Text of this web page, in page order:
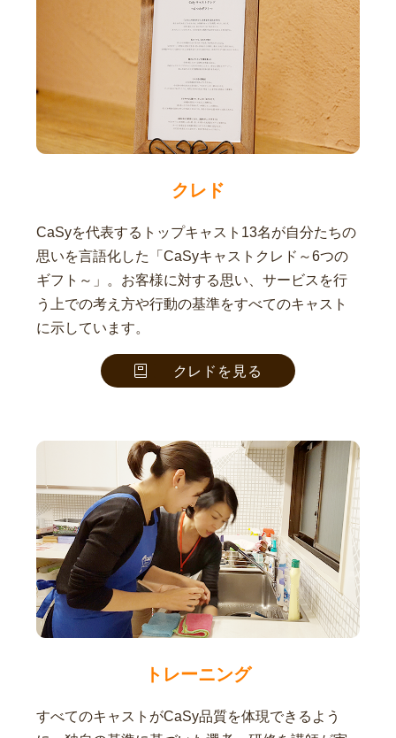
クレド
CaSyを代表するトップキャスト13名が自分たちの
思いを言語化した「CaSyキャストクレド～6つの
ギフト～」。お客様に対する思い、サービスを行
う上での考え方や行動の基準をすべてのキャスト
に示しています。
クレドを見る
トレーニング
すべてのキャストがCaSy品質を体現できるよう